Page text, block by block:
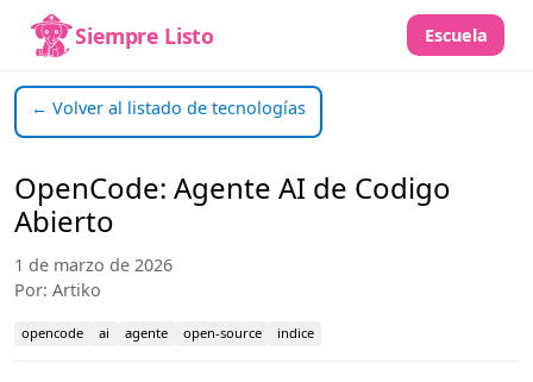
Siempre Listo Escuela
← Volver al listado de tecnologías
OpenCode: Agente AI de Codigo
Abierto
1 de marzo de 2026
Por: Artiko
opencode ai agente open-source indice